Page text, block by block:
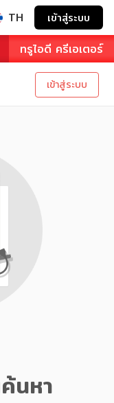
TH เข้าสู่ระบบ
ทรูไอดี ครีเอเตอร์
เข้าสู่ระบบ
นหา